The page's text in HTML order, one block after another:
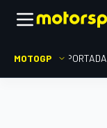
MOTOGP PORTADA